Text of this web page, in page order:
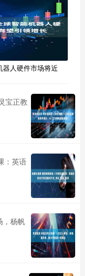
人硬件市场将近
宝正教
：英语
，杨帆